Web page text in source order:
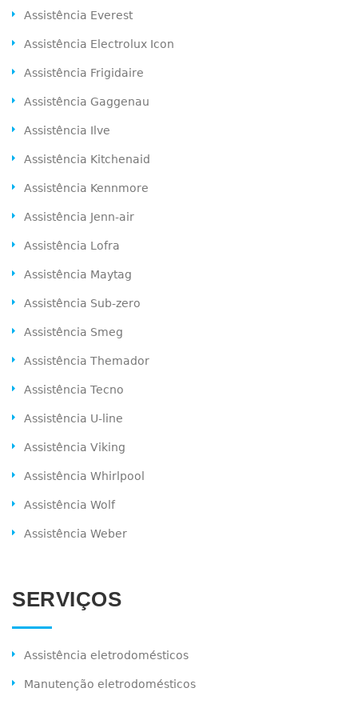
Assistência Everest
Assistência Electrolux Icon
Assistência Frigidaire
Assistência Gaggenau
Assistência Ilve
Assistência Kitchenaid
Assistência Kennmore
Assistência Jenn-air
Assistência Lofra
Assistência Maytag
Assistência Sub-zero
Assistência Smeg
Assistência Themador
Assistência Tecno
Assistência U-line
Assistência Viking
Assistência Whirlpool
Assistência Wolf
Assistência Weber
SERVIÇOS
Assistência eletrodomésticos
Manutenção eletrodomésticos